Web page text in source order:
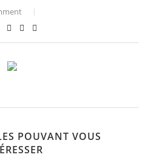
POUVANT VOUS